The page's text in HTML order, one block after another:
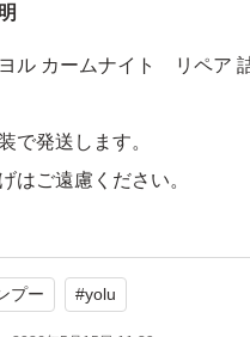
ル カームナイト リペア
で発送します。
はご遠慮ください。
プー #yolu